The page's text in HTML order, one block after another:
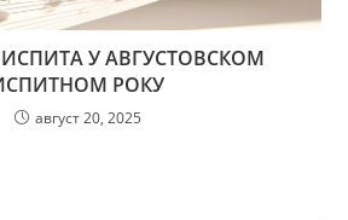
У АВГУСТОВСКОМ
РОКУ
август 20, 2025